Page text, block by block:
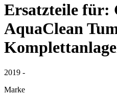
Ersatzteile für:
AquaClean
2019 -
Marke